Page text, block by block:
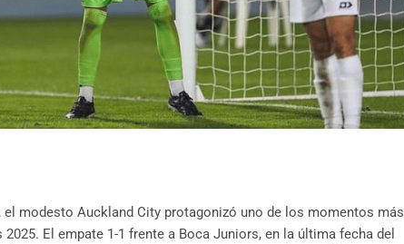
el modesto Auckland City protagonizó uno de los momentos más
El empate 1-1 frente a Boca Juniors, en la última fecha del